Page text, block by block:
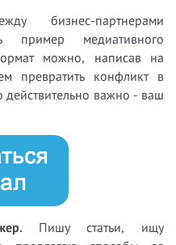
бизнес-партнерами
пример медиативного
можно, написав на
превратить конфликт в
действительно важно - ваш
Пишу статьи, ищу